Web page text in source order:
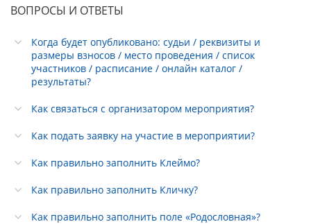
ВОПРОСЫ И ОТВЕТЫ
Когда будет опубликовано: судьи / реквизиты и
размеры взносов / место проведения / список
участников / расписание / онлайн каталог /
результаты?
Как связаться с организатором мероприятия?
Как подать заявку на участие в мероприятии?
Как правильно заполнить Клеймо?
Как правильно заполнить Кличку?
Как правильно заполнить поле «Родословная»?